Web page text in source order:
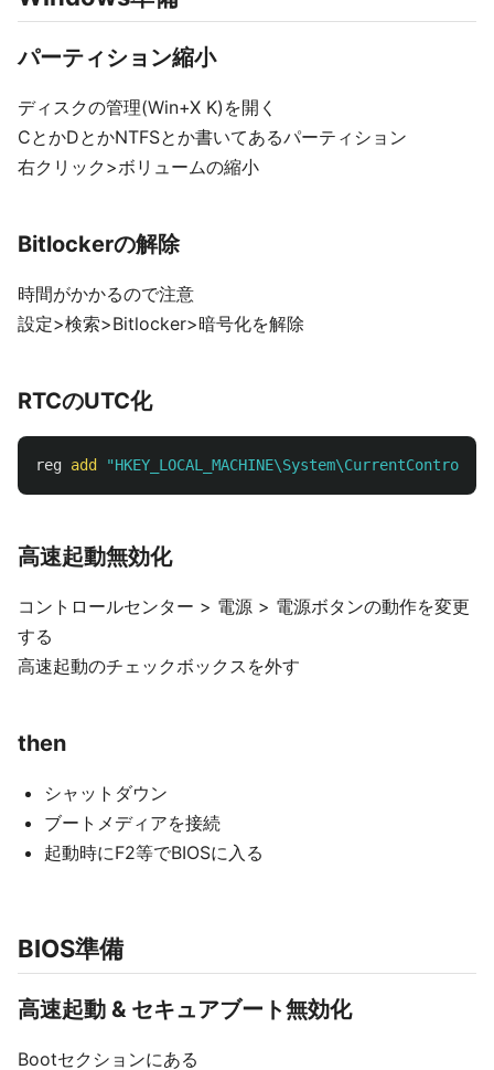
パーティション縮小
ディスクの管理(Win+X K)を開く
CとかDとかNTFSとか書いてあるパーティション
右クリック>ボリュームの縮小
Bitlockerの解除
時間がかかるので注意
設定>検索>Bitlocker>暗号化を解除
RTCのUTC化
reg add
高速起動無効化
コントロールセンター > 電源 > 電源ボタンの動作を変更
する
高速起動のチェックボックスを外す
then
シャットダウン
ブートメディアを接続
起動時にF2等でBIOSに入る
BIOS準備
高速起動 & セキュアブート無効化
Bootセクションにある